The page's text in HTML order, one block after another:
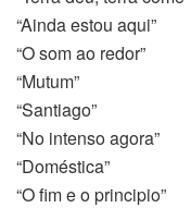
“Ainda estou aqui”
“O ⁠som ao redor”
“Mutum”
“Santiago”
“No intenso agora”
“Doméstica”
“O ⁠fim e o principio”